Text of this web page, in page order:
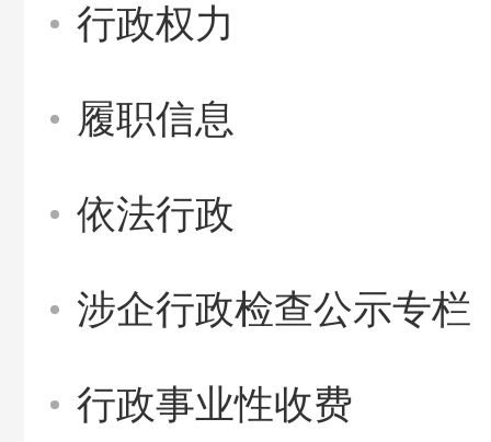
行政权力
履职信息
依法行政
涉企行政检查公示专栏
行政事业性收费